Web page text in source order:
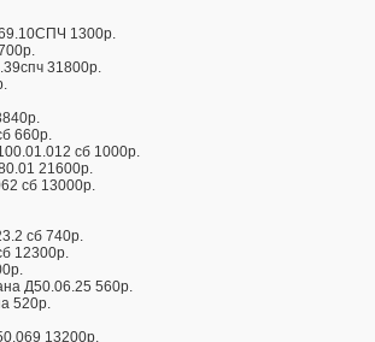
1300р.
31800р.
660р.
сб 1000р.
21600р.
сб 13000р.
сб 740р.
12300р.
Д50.06.25 560р.
520р.
13200р.